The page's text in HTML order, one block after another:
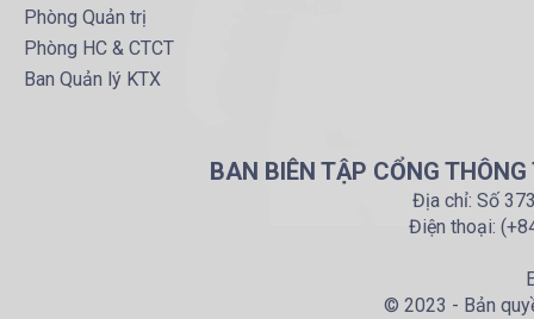
Phòng Quản trị
Phòng HC & CTCT
Ban Quản lý KTX
BAN BIÊN TẬP CỔNG
Địa chỉ: Số
Điện thoại:
© 2023 - Bản